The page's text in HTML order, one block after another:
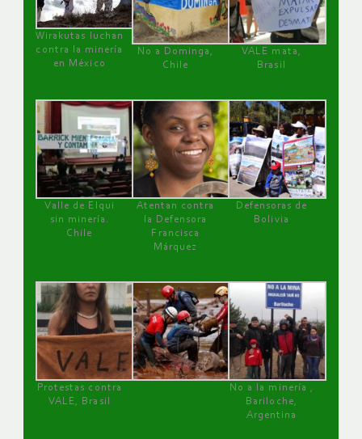
Wirakutas luchan
contra la minería
en México
No a Dominga,
Chile
VALE mata,
Brasil
Valle de Elqui
sin minería.
Chile
Atentan contra
la Defensora
Francisca
Márquez
Defensoras de
Bolivia
Protestas contra
VALE, Brasil
No a la minería ,
Bariloche,
Argentina